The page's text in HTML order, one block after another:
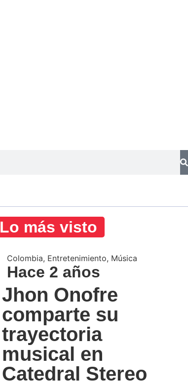
Lo más visto
Colombia, Entretenimiento, Música
Hace 2 años
Jhon Onofre
comparte su
trayectoria
musical en
Catedral Stereo